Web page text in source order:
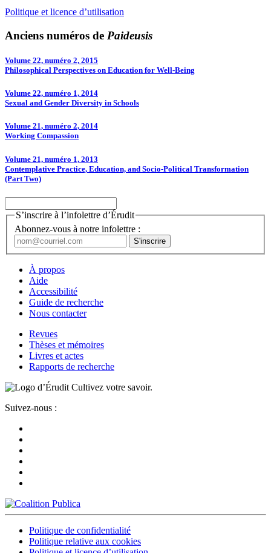
Politique et licence d’utilisation
Anciens numéros de Paideusis
Volume 22, numéro 2, 2015
Philosophical Perspectives on Education for Well-­Being
Volume 22, numéro 1, 2014
Sexual and Gender Diversity in Schools
Volume 21, numéro 2, 2014
Working Compassion
Volume 21, numéro 1, 2013
Contemplative Practice, Education, and Socio-Political Transformation
(Part Two)
S’inscrire à l’infolettre d’Érudit
Abonnez-vous à notre infolettre :
À propos
Aide
Accessibilité
Guide de recherche
Nous contacter
Revues
Thèses et mémoires
Livres et actes
Rapports de recherche
Cultivez votre savoir.
Suivez-nous :
Politique de confidentialité
Politique relative aux cookies